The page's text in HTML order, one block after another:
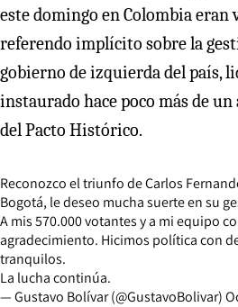
este domingo en Colombia eran
referendo implícito sobre la
gobierno de izquierda del país,
instaurado hace poco más de
del Pacto Histórico.
Reconozco el triunfo de Carlos
Bogotá, le deseo mucha suerte en su
A mis 570.000 votantes y a mi equipo
agradecimiento. Hicimos política con
tranquilos.
La lucha continúa.
— Gustavo Bolívar (@GustavoBolivar)